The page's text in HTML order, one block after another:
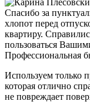
Спасибо за
хлопот перед
квартиру.
пользоваться
Профессиональная
Используем только
которая отлично
не повреждает